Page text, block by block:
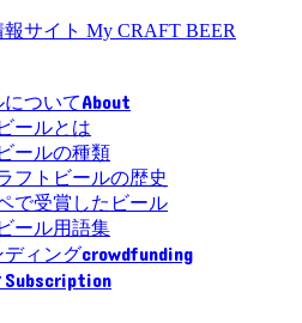
ついてAbout
ールとは
ールの種類
フトビールの歴史
で受賞したビール
ール用語集
ディングcrowdfunding
Subscription